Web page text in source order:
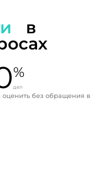
в
%
дел
оценить без обращения в